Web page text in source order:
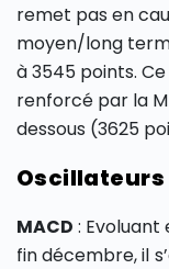
remet pas en
moyen/long
à 3545 points.
renforcé par la
dessous (3625
Oscillateurs
MACD : Evoluant
fin décembre, il